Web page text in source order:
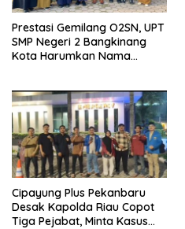
Prestasi Gemilang O2SN, UPT
SMP Negeri 2 Bangkinang
Kota Harumkan Nama
Cipayung Plus Pekanbaru
Desak Kapolda Riau Copot
Tiga Pejabat, Minta Kasus